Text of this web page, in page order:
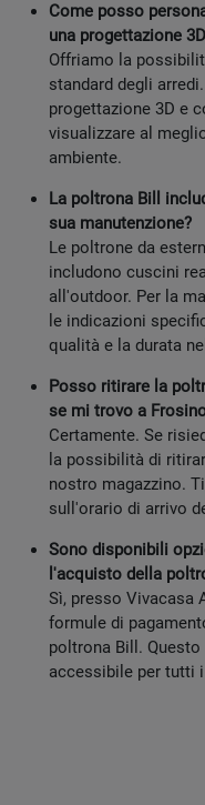
Come posso
una progettazione
Offriamo la
standard degli
progettazione 3D e
visualizzare al
ambiente.
La poltrona Bill
sua manutenzione?
Le poltrone da
includono cuscini
all'outdoor. Per la
le indicazioni
qualità e la durata
Posso ritirare la
se mi trovo a
Certamente. Se
la possibilità di
nostro magazzino.
sull'orario di arrivo
Sono disponibili
l'acquisto della
Sì, presso Vivacasa
formule di
poltrona Bill.
accessibile per tutti